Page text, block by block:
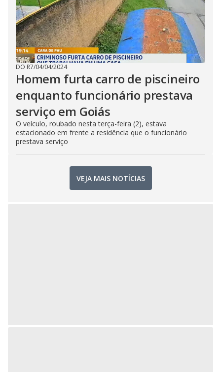
DO R7/04/04/2024
Homem furta carro de piscineiro
enquanto funcionário prestava
serviço em Goiás
O veículo, roubado nesta terça-feira (2), estava
estacionado em frente a residência que o funcionário
prestava serviço
VEJA MAIS NOTÍCIAS